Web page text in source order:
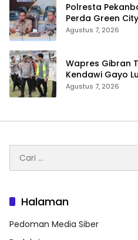
Polresta
Perda Green
Sekolah
Agustus 7, 2026
Wapres Gibran
Kendawi Gayo
Aceh
Agustus 7, 2026
untuk:
Halaman
Pedoman Media Siber